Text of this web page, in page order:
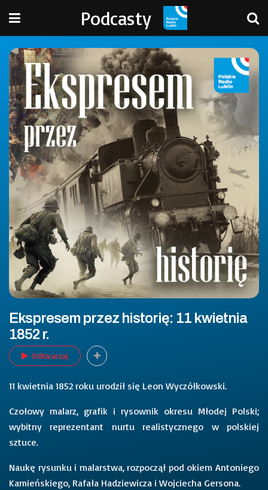
Podcasty
Ekspresem przez historię: 11 kwietnia
1852 r.
Odtwarzaj
11 kwietnia 1852 roku urodził się Leon Wyczółkowski.
Czołowy malarz, grafik i rysownik okresu Młodej Polski;
wybitny reprezentant nurtu realistycznego w polskiej
sztuce.
Naukę rysunku i malarstwa, rozpoczął pod okiem Antoniego
Kamieńskiego, Rafała Hadziewicza i Wojciecha Gersona.